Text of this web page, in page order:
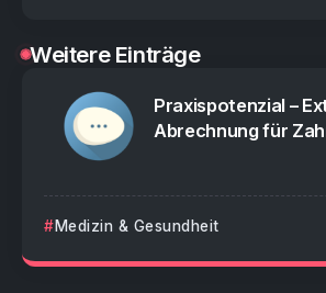
Weitere Einträge
Praxispotenzial –
Abrechnung für
Medizin & Gesundheit